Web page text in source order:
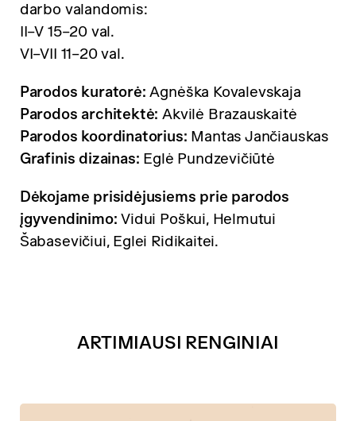
darbo valandomis:
II–V 15–20 val.
VI–VII 11–20 val.
Parodos kuratorė: Agnėška Kovalevskaja
Parodos architektė: Akvilė Brazauskaitė
Parodos koordinatorius: Mantas Jančiauskas
Grafinis dizainas: Eglė Pundzevičiūtė
Dėkojame prisidėjusiems prie parodos
įgyvendinimo: Vidui Poškui, Helmutui
Šabasevičiui, Eglei Ridikaitei.
ARTIMIAUSI RENGINIAI